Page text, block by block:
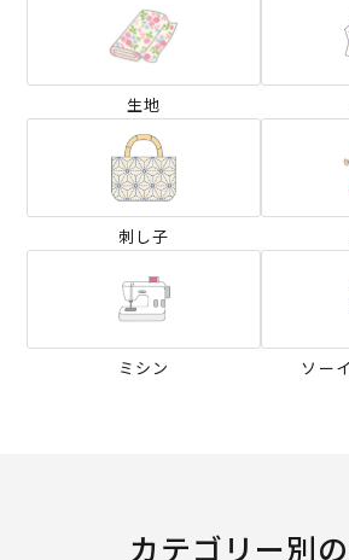
生地
刺し子
ミシン ソー
カテゴリー別